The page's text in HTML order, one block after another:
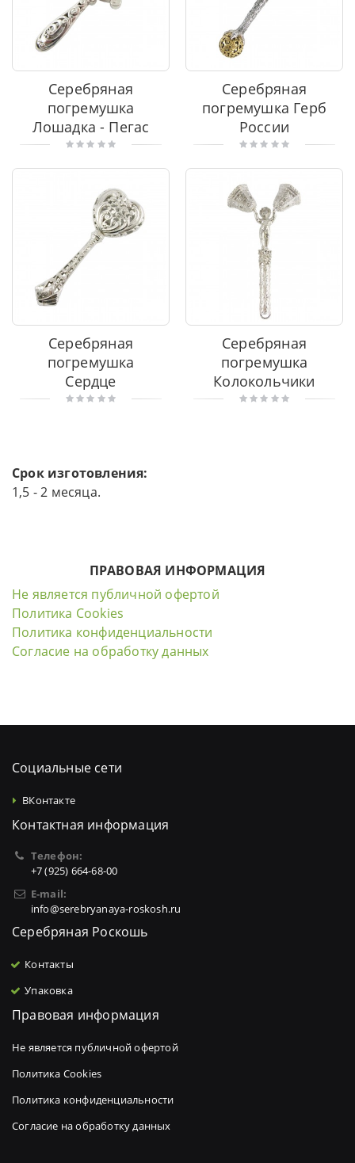
Серебряная
погремушка
Лошадка - Пегас
Серебряная
погремушка Герб
России
Серебряная
погремушка
Сердце
Серебряная
погремушка
Колокольчики
Срок изготовления:
1,5 - 2 месяца.
ПРАВОВАЯ ИНФОРМАЦИЯ
Не является публичной офертой
Политика Cookies
Политика конфиденциальности
Согласие на обработку данных
Социальные сети
ВКонтакте
Контактная информация
Телефон:
+7 (925) 664-68-00
E-mail:
info@serebryanaya-roskosh.ru
Серебряная Роскошь
Контакты
Упаковка
Правовая информация
Не является публичной офертой
Политика Cookies
Политика конфиденциальности
Согласие на обработку данных